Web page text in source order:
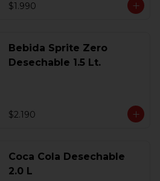
$1.990
Bebida Sprite Zero
Desechable 1.5 Lt.
$2.190
Coca Cola Desechable
2.0 L